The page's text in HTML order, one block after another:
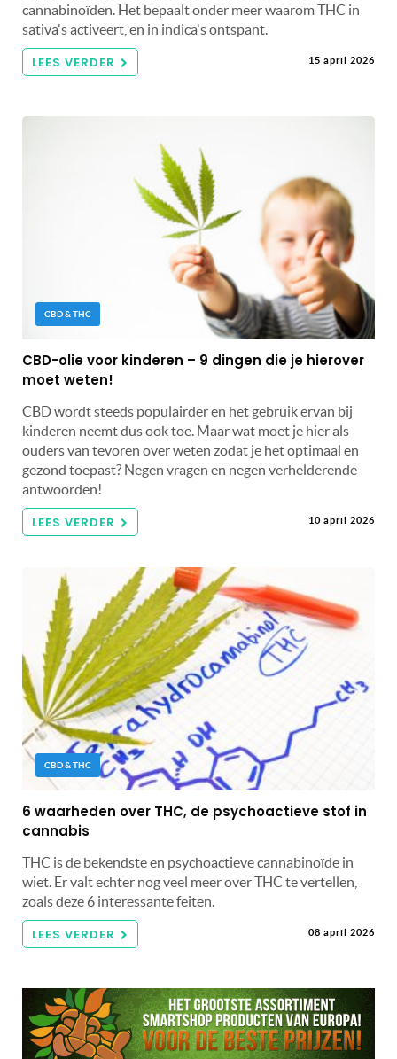
cannabinoïden. Het bepaalt onder meer waarom THC in
sativa's activeert, en in indica's ontspant.
LEES VERDER 15 april 2026
CBD & THC
CBD-olie voor kinderen – 9 dingen die je hierover
moet weten!
CBD wordt steeds populairder en het gebruik ervan bij
kinderen neemt dus ook toe. Maar wat moet je hier als
ouders van tevoren over weten zodat je het optimaal en
gezond toepast? Negen vragen en negen verhelderende
antwoorden!
LEES VERDER 10 april 2026
CBD & THC
6 waarheden over THC, de psychoactieve stof in
cannabis
THC is de bekendste en psychoactieve cannabinoïde in
wiet. Er valt echter nog veel meer over THC te vertellen,
zoals deze 6 interessante feiten.
LEES VERDER 08 april 2026